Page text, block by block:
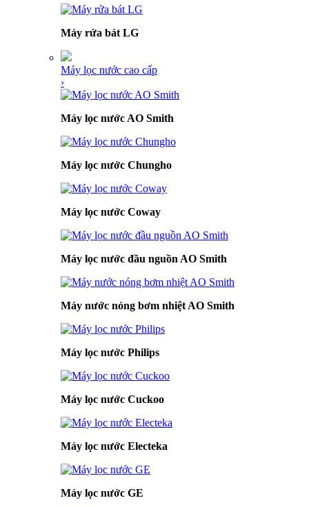
Máy rửa bát LG
Máy lọc nước cao cấp
›
Máy lọc nước AO Smith
Máy lọc nước Chungho
Máy lọc nước Coway
Máy lọc nước đầu nguồn AO Smith
Máy nước nóng bơm nhiệt AO Smith
Máy lọc nước Philips
Máy lọc nước Cuckoo
Máy lọc nước Electeka
Máy lọc nước GE